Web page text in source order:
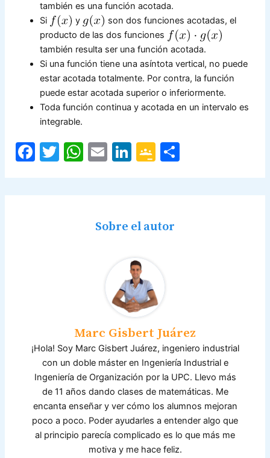
también es una función acotada.
Si
y
son dos funciones acotadas, el
producto de las dos funciones
también resulta ser una función acotada.
Si una función tiene una asíntota vertical, no puede
estar acotada totalmente. Por contra, la función
puede estar acotada superior o inferiormente.
Toda función continua y acotada en un intervalo es
integrable.
F
T
W
A
E
Li
dI
G
e
a
s
sr
o
o
m
Sobre el autor
Marc Gisbert Juárez
¡Hola! Soy Marc Gisbert Juárez, ingeniero industrial
con un doble máster en Ingeniería Industrial e
Ingeniería de Organización por la UPC. Llevo más
de 11 años dando clases de matemáticas. Me
encanta enseñar y ver cómo los alumnos mejoran
poco a poco. Poder ayudarles a entender algo que
al principio parecía complicado es lo que más me
motiva y me hace feliz.